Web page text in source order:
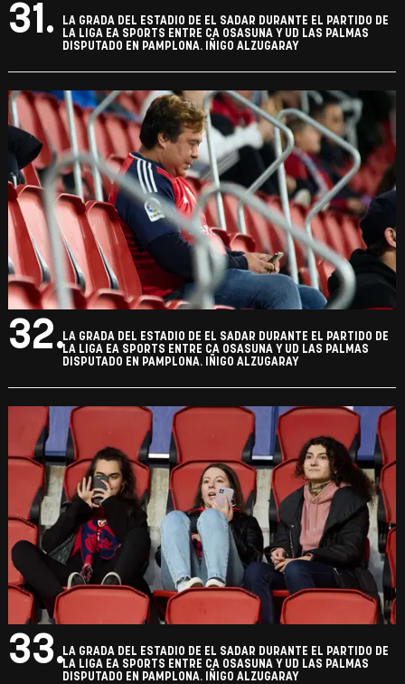
31.
LA GRADA DEL ESTADIO DE EL SADAR DURANTE EL PARTIDO DE
LA LIGA EA SPORTS ENTRE CA OSASUNA Y UD LAS PALMAS
DISPUTADO EN PAMPLONA. IÑIGO ALZUGARAY
32.LA GRADA DEL ESTADIO DE EL SADAR DURANTE EL PARTIDO DE
LA LIGA EA SPORTS ENTRE CA OSASUNA Y UD LAS PALMAS
DISPUTADO EN PAMPLONA. IÑIGO ALZUGARAY
33.LA GRADA DEL ESTADIO DE EL SADAR DURANTE EL PARTIDO DE
LA LIGA EA SPORTS ENTRE CA OSASUNA Y UD LAS PALMAS
DISPUTADO EN PAMPLONA. IÑIGO ALZUGARAY